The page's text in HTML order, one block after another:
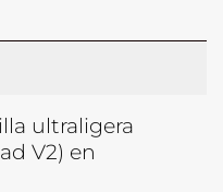
ultraligera
V2) en